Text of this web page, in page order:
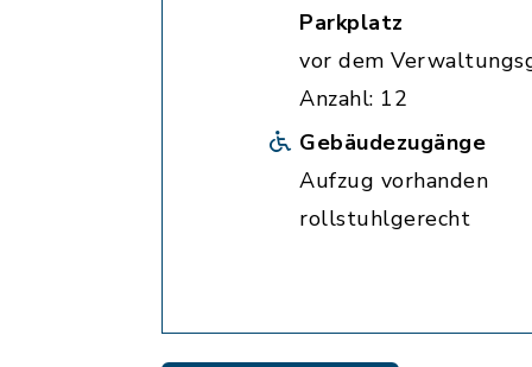
Parkplatz
vor dem
Anzahl: 12
Gebäudezugänge
Aufzug vorhanden
rollstuhlgerecht